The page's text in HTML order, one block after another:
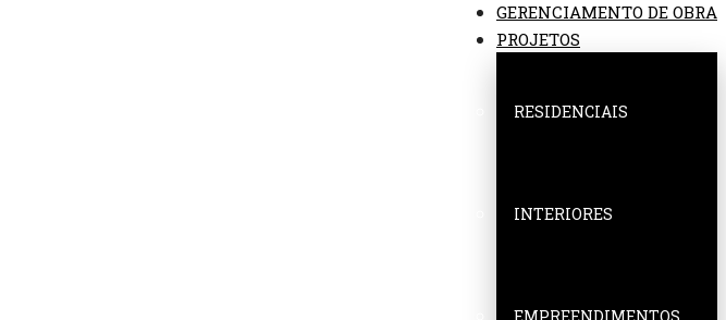
GERENCIAMENTO DE OBRA
PROJETOS
RESIDENCIAIS
INTERIORES